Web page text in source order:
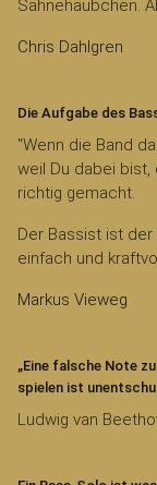
Sahnehäubchen.
Chris Dahlgren
Die Aufgabe des
"Wenn die Band
weil Du dabei bist,
richtig gemacht.
Der Bassist ist der
einfach und
Markus Vieweg
„Eine falsche Note
spielen ist
Ludwig van